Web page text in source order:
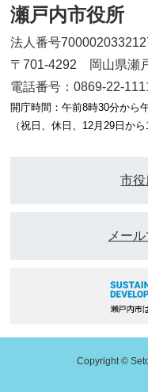
瀬戸内市役所
法人番号
〒701-4292 岡山県瀬
電話番号：0869-22-
開庁時間：午前8時30分から
（祝日、休日、12月29日か
市役
メー
Copyright ©